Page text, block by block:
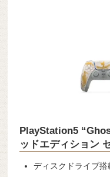
PlayStation5
ッドエディション
ディスクドライブ搭